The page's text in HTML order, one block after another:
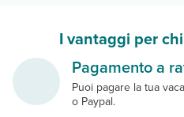
I vantaggi per
Pagamento a
Puoi pagare la tua
o Paypal.